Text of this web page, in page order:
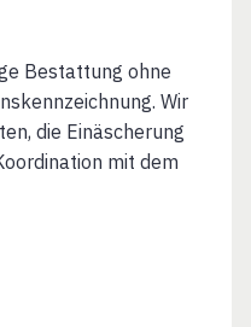
Bestattung ohne
Wir
die Einäscherung
mit dem